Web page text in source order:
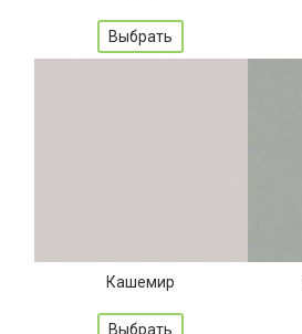
Выбрать
Кашемир
Выбрать